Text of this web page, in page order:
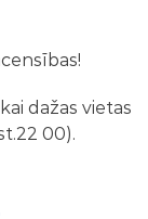
dažas vietas
00).